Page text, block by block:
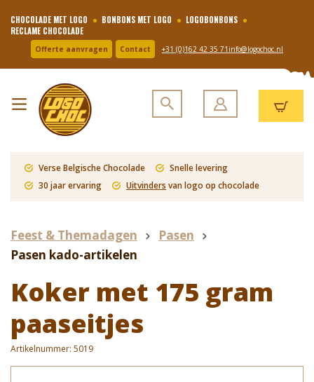
CHOCOLADE MET LOGO BONBONS MET LOGO
LOGOBONBONS
RECLAME CHOCOLADE
Offerte aanvragen Contact +31 (0)162 42 35 71 info@logochoc.nl
Verse Belgische Chocolade
Snelle levering
30 jaar ervaring
Uitvinders van logo op chocolade
Feest & Themadagen
Pasen
Pasen kado-artikelen
Koker met 175 gram
paaseitjes
Artikelnummer: 5019